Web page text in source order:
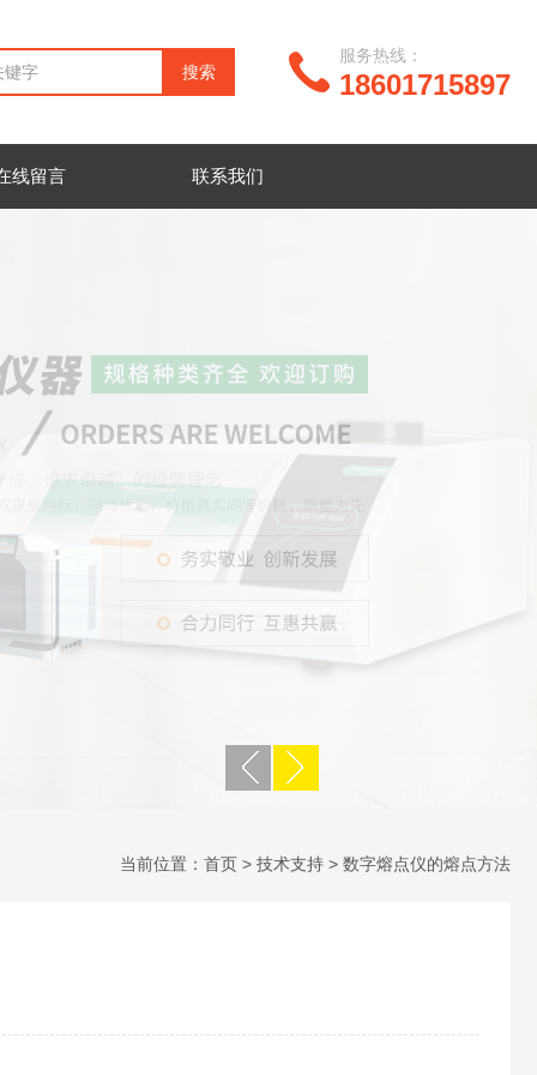
18601715897
服务热线：
线留言 联系我们
当前位置： 首页 > 技术支持 > 数字熔点仪的熔点方法